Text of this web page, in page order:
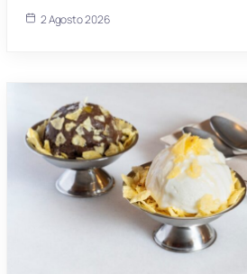
2 Agosto 2026